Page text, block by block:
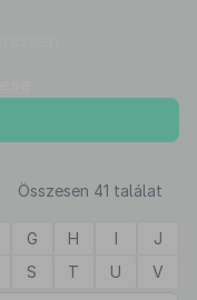
Összesen 41 találat
G H I
J
S T U V